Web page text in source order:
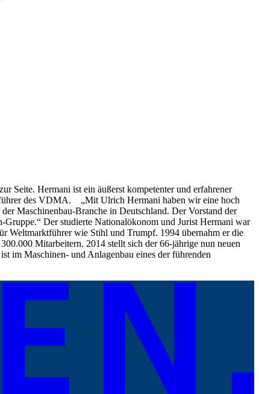
Seite. Hermani ist ein äußerst kompetenter und erfahrener
des VDMA. „Mit Ulrich Hermani haben wir eine hoch
Maschinenbau-Branche in Deutschland. Der Vorstand der
Der studierte Nationalökonom und Jurist Hermani war
Weltmarktführer wie Stihl und Trumpf. 1994 übernahm er die
Mitarbeitern. 2014 stellt sich der 66-jährige nun neuen
im Maschinen- und Anlagenbau eines der führenden